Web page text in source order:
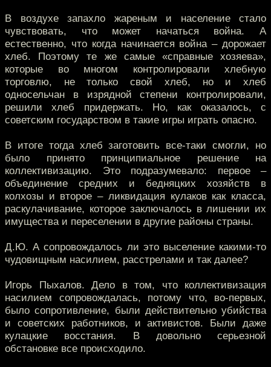
В воздухе запахло жареным и население стало
чувствовать, что может начаться война. А
естественно, что когда начинается война – дорожает
хлеб. Поэтому те же самые «справные хозяева»,
которые во многом контролировали хлебную
торговлю, не только свой хлеб, но и хлеб
односельчан в изрядной степени контролировали,
решили хлеб придержать. Но, как оказалось, с
советским государством в такие игры играть опасно.
В итоге тогда хлеб заготовить все-таки смогли, но
было принято принципиальное решение на
коллективизацию. Это подразумевало: первое –
объединение средних и бедняцких хозяйств в
колхозы и второе – ликвидация кулаков как класса,
раскулачивание, которое заключалось в лишении их
имущества и переселении в другие районы страны.
Д.Ю. А сопровождалось ли это выселение какими-то
чудовищным насилием, расстрелами и так далее?
Игорь Пыхалов. Дело в том, что коллективизация
насилием сопровождалась, потому что, во-первых,
было сопротивление, были действительно убийства
и советских работников, и активистов. Были даже
кулацкие восстания. В довольно серьезной
обстановке все происходило.